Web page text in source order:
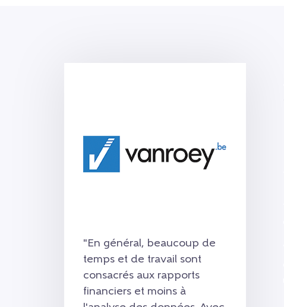
"En général, beaucoup de
temps et de travail sont
consacrés aux rapports
financiers et moins à